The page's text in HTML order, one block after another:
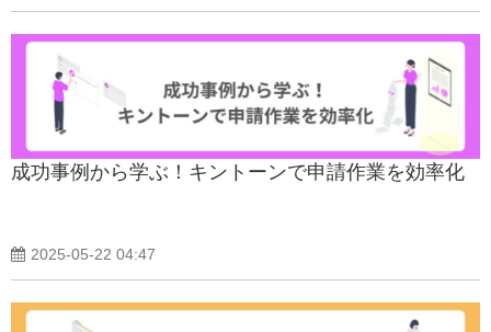
成功事例から学ぶ！キントーンで申請作業を効率化
2025-05-22 04:47